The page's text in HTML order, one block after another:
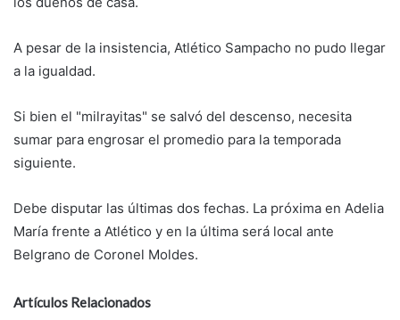
A pesar de la insistencia, Atlético Sampacho no pudo llegar
a la igualdad.
Si bien el "milrayitas" se salvó del descenso, necesita
sumar para engrosar el promedio para la temporada
siguiente.
Debe disputar las últimas dos fechas. La próxima en Adelia
María frente a Atlético y en la última será local ante
Belgrano de Coronel Moldes.
Artículos Relacionados